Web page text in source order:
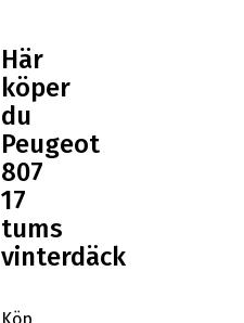
Här
köper
du
Peugeot
807
17
tums
vinterdäck
Köp